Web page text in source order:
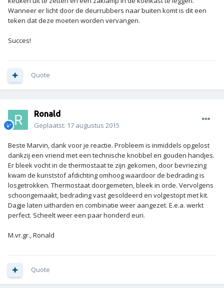
Wanneer er licht door de deurrubbers naar buiten komt is dit een
teken dat deze moeten worden vervangen.
Succes!
Quote
Ronald
Geplaatst: 17 augustus 2015
Beste Marvin, dank voor je reactie. Probleem is inmiddels opgelost
dankzij een vriend met een technische knobbel en gouden handjes.
Er bleek vocht in de thermostaat te zijn gekomen, door bevriezing
kwam de kunststof afdichting omhoog waardoor de bedrading is
losgetrokken. Thermostaat doorgemeten, bleek in orde. Vervolgens
schoongemaakt, bedrading vast gesoldeerd en volgestopt met kit.
Dagje laten uitharden en combinatie weer aangezet. E.e.a. werkt
perfect. Scheelt weer een paar honderd euri.
M.vr.gr., Ronald
Quote